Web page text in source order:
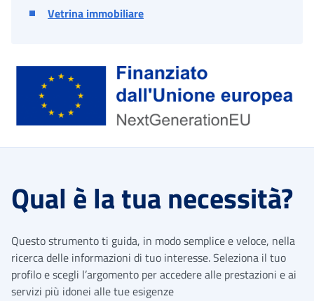
Vetrina immobiliare
Qual è la tua necessità?
Questo strumento ti guida, in modo semplice e veloce, nella
ricerca delle informazioni di tuo interesse. Seleziona il tuo
profilo e scegli l’argomento per accedere alle prestazioni e ai
servizi più idonei alle tue esigenze